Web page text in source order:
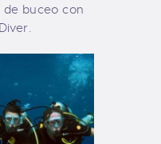
buceo con